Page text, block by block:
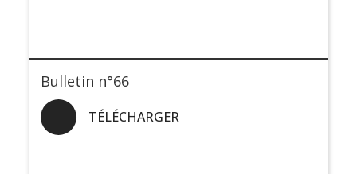
Bulletin n°66
TÉLÉCHARGER